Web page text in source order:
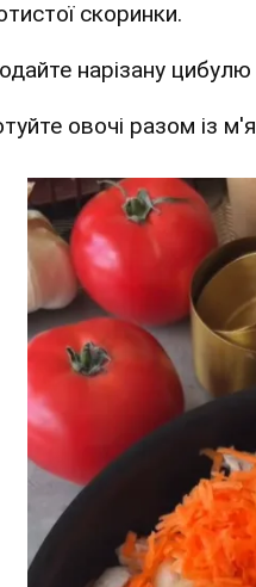
скоринки.
нарізану
овочі разом із